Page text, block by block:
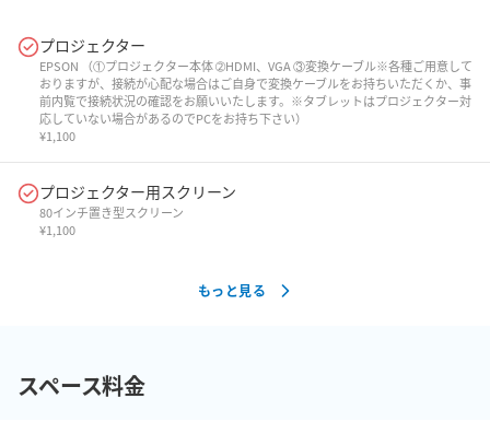
プロジェクター
EPSON （①プロジェクター本体 ➁HDMI、VGA ③変換ケーブル※各種ご用意して
おりますが、接続が心配な場合はご自身で変換ケーブルをお持ちいただくか、事
前内覧で接続状況の確認をお願いいたします。※タブレットはプロジェクター対
応していない場合があるのでPCをお持ち下さい）
¥1,100
プロジェクター用スクリーン
80インチ置き型スクリーン
¥1,100
もっと見る
スペース料金